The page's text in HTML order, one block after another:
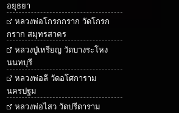
อยุธยา
หลวงพ่อโกรกกราก วัดโกรก
กราก สมุทรสาคร
หลวงปู่เหรียญ วัดบางระโหง
นนทบุรี
หลวงพ่อลี วัดอโศการาม
นครปฐม
หลวงพ่อไสว วัดปรีดาราม